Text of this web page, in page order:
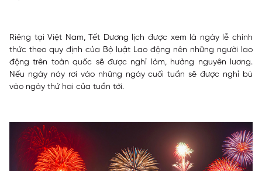
Riêng tại Việt Nam, Tết Dương lịch được xem là ngày lễ chính
thức theo quy định của Bộ luật Lao động nên những người lao
động trên toàn quốc sẽ được nghỉ làm, hưởng nguyên lương.
Nếu ngày này rơi vào những ngày cuối tuần sẽ được nghỉ bù
vào ngày thứ hai của tuần tới.